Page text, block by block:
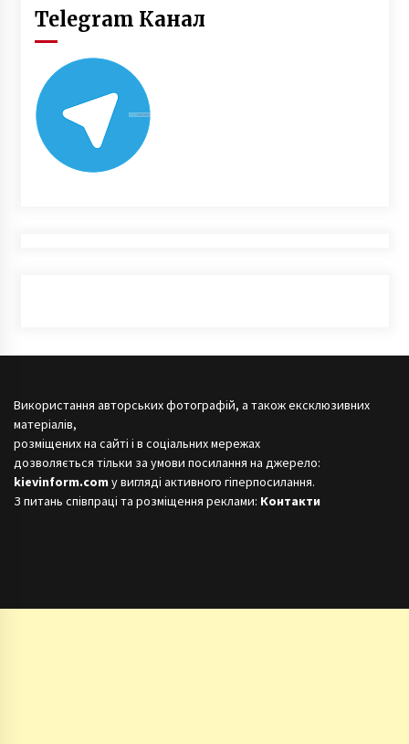
Telegram Канал
Використання авторських фотографій, а також ексклюзивних
матеріалів,
розміщених на сайті і в соціальних мережах
дозволяється тільки за умови посилання на джерело:
kievinform.com у вигляді активного гіперпосилання.
З питань співпраці та розміщення реклами: Контакти